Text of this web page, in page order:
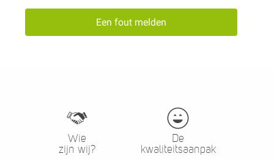
Een fout melden
Wie
zijn wij?
De
kwaliteitsaanpak